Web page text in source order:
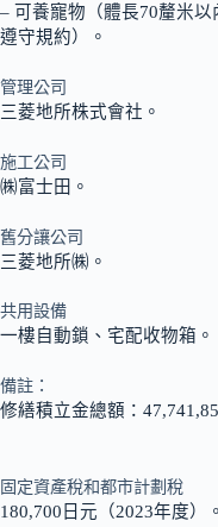
– 可養寵物（體長70釐米
遵守規約）。
管理公司
三菱地所株式會社。
施工公司
㈱富士田。
舊分讓公司
三菱地所㈱。
共用設備
一樓自動鎖、宅配收物箱。
備註：
修繕積立金總額：
固定資產稅和都市計劃稅
180,700日元（2023年度）。